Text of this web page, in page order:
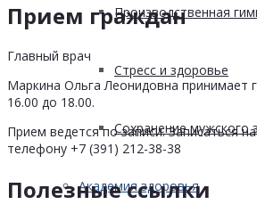
Производственная
Стресс и здоровье
Сохранение мужского
Академия здоровья
Прием граждан
Главный врач
Маркина Ольга Леонидовна принимает
16.00 до 18.00.
Прием ведется по записи. Записаться
телефону +7 (391) 212-38-38
Полезные ссылки